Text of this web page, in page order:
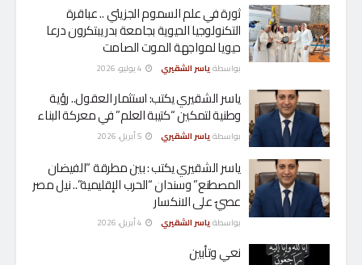
ثورة في علم السموم الجزيئي .. عباقرة
التكنولوجيا الحيوية بجامعة بدر يبتكرون درعا
حيويا لمواجهة الموت الصامت
بواسطة ياسر الشقيري
ياسر الشقيري يكتب: استثمار العقول.. رؤية
وطنية لتمكين “كتيبة العلم” في معركة البناء
بواسطة ياسر الشقيري
ياسر الشقيري يكتب : بين مطرقة “الفيضان
المصطنع” وسندان “الحرب الإقليمية”.. نيل مصر
عصيٌ على الانكسار
بواسطةياسر الشقيري
نعي وتأبين